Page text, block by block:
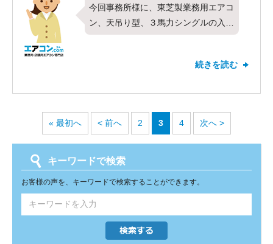
今回事務所様に、東芝製業務用エアコ
ン、天吊り型、３馬力シングルの入替
工事を行わせて頂きました。
営業対応はもちろん、施工にお伺いさ
せて頂く施工担当者の対応も指導して
おります。
まだまだ不足しているところは多々ご
てください。
また機会がございましたら、エアコン
コムまでご用命頂ければ幸いです。
続きを読む
« 最初へ < 前へ 2 3 4 次へ >
キーワードで検索
お客様の声を、キーワードで検索することができます。